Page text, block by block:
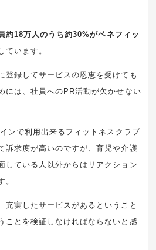
約18万人のうち約30%がベネフィッ
ています。
登録してサービスの恩恵を受けても
には、社員へのPR活動が欠かせない
ンで利用出来るフィットネスクラブ
訴求度が高いのですが、育児や介護
している人以外からはリアクション
。
充実したサービスがあるということ
ことを検証しなければならないと感